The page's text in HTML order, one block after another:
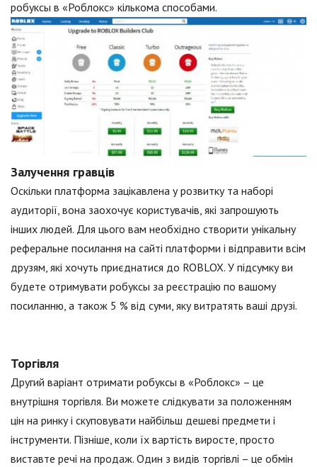
робуксы в «Роблокс» кількома способами.
Залучення гравців
Оскільки платформа зацікавлена у розвитку та наборі
аудиторії, вона заохочує користувачів, які запрошують
інших людей. Для цього вам необхідно створити унікальну
реферальне посилання на сайті платформи і відправити всім
друзям, які хочуть приєднатися до ROBLOX. У підсумку ви
будете отримувати робуксы за реєстрацію по вашому
посиланню, а також 5 % від суми, яку витратять ваші друзі.
Торгівля
Другий варіант отримати робуксы в «Роблокс» – це
внутрішня торгівля. Ви можете слідкувати за положенням
цін на ринку і скуповувати найбільш дешеві предмети і
інструменти. Пізніше, коли їх вартість виросте, просто
виставте речі на продаж. Один з видів торгівлі – це обмін